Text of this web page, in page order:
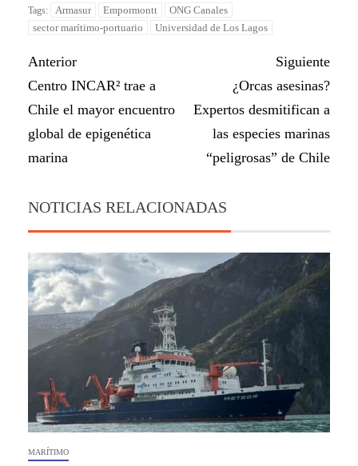
Tags: Armasur Empormontt
ONG Canales
sector marítimo-portuario
Universidad de Los Lagos
Anterior
Centro INCAR² trae a
Chile el mayor encuentro
global de epigenética
marina
Siguiente
¿Orcas asesinas?
Expertos desmitifican a
las especies marinas
“peligrosas” de Chile
NOTICIAS RELACIONADAS
MARÍTIMO